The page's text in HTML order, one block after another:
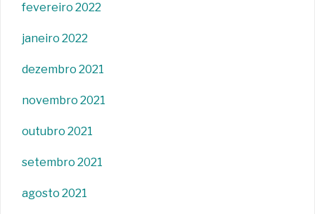
fevereiro 2022
janeiro 2022
dezembro 2021
novembro 2021
outubro 2021
setembro 2021
agosto 2021